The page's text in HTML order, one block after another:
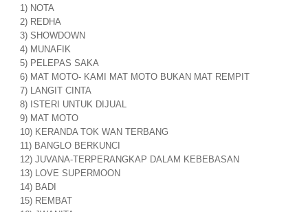
1) NOTA
2) REDHA
3) SHOWDOWN
4) MUNAFIK
5) PELEPAS SAKA
6) MAT MOTO- KAMI MAT MOTO BUKAN MAT REMPIT
7) LANGIT CINTA
8) ISTERI UNTUK DIJUAL
9) MAT MOTO
10) KERANDA TOK WAN TERBANG
11) BANGLO BERKUNCI
12) JUVANA-TERPERANGKAP DALAM KEBEBASAN
13) LOVE SUPERMOON
14) BADI
15) REMBAT